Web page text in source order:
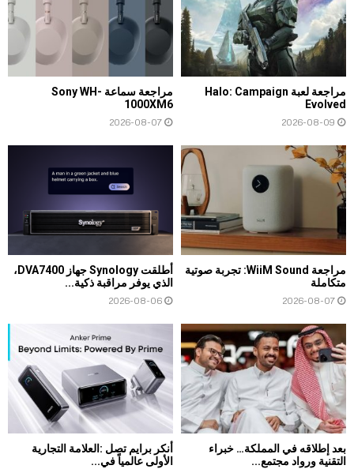
مراجعة لعبة Halo: Campaign
Evolved
2026-08-09
مراجعة سماعة Sony WH-
1000XM6
2026-08-07
مراجعة WiiM Sound: تجربة صوتية
متكاملة
2026-08-07
أطلقت Synology جهاز DVA7400،
الذي يوفر مراقبة ذكية...
2026-08-06
بعد إطلاقه في المملكة… خبراء
التقنية ورواد مجتمع...
أنكر برايم تصل :العلامة التجارية
الأولى عالمياً في...